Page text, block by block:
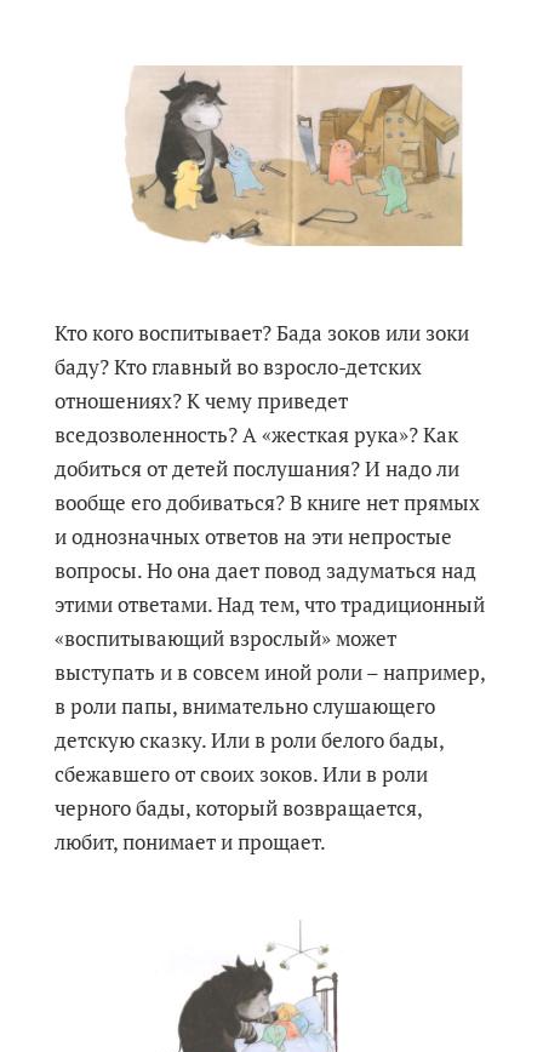
Кто кого воспитывает? Бада зоков или зоки
баду? Кто главный во взросло-детских
отношениях? К чему приведет
вседозволенность? А «жесткая рука»? Как
добиться от детей послушания? И надо ли
вообще его добиваться? В книге нет прямых
и однозначных ответов на эти непростые
вопросы. Но она дает повод задуматься над
этими ответами. Над тем, что традиционный
«воспитывающий взрослый» может
выступать и в совсем иной роли – например,
в роли папы, внимательно слушающего
детскую сказку. Или в роли белого бады,
сбежавшего от своих зоков. Или в роли
черного бады, который возвращается,
любит, понимает и прощает.